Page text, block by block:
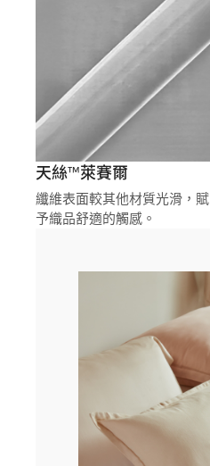
天絲™萊賽爾
纖維表面較其他材質光滑，賦
予織品舒適的觸感。